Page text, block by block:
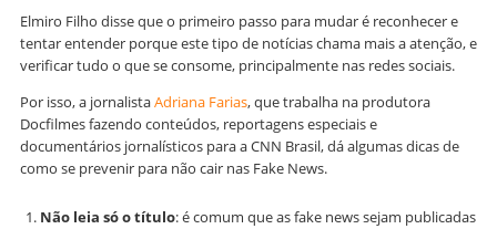
Elmiro Filho disse que o primeiro passo para mudar é reconhecer e
tentar entender porque este tipo de notícias chama mais a atenção, e
verificar tudo o que se consome, principalmente nas redes sociais.
Por isso, a jornalistaAdriana Farias, que trabalha na produtora
Docfilmes fazendo conteúdos, reportagens especiais e
documentários jornalísticos para a CNN Brasil, dá algumas dicas de
como se prevenir para não cair nas Fake News.
Não leia só o título: é comum que as fake news sejam publicadas